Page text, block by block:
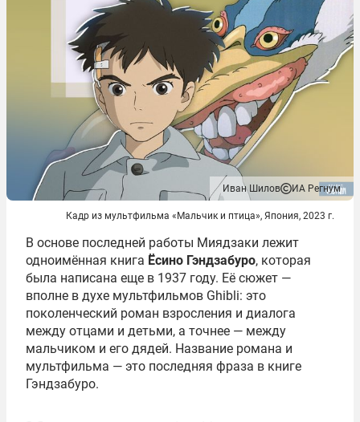
Иван Шилов ИА Регнум
Кадр из мультфильма «Мальчик и птица», Япония, 2023 г.
В основе последней работы Миядзаки лежит
одноимённая книга Ёсино Гэндзабуро, которая
была написана еще в 1937 году. Её сюжет —
вполне в духе мультфильмов Ghibli: это
поколенческий роман взросления и диалога
между отцами и детьми, а точнее — между
мальчиком и его дядей. Название романа и
мультфильма — это последняя фраза в книге
Гэндзабуро.